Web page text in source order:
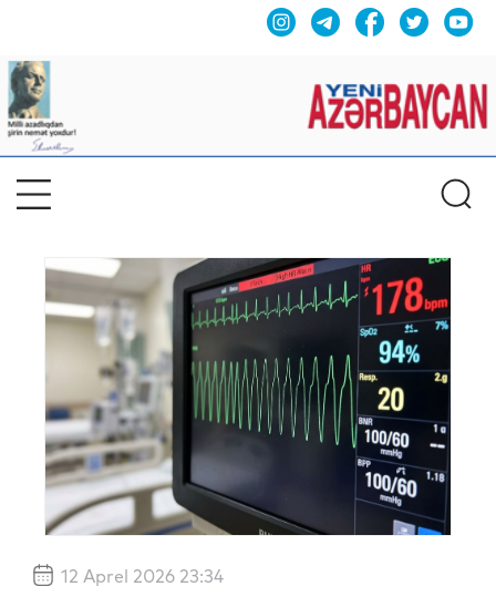
12 Aprel 2026 23:34